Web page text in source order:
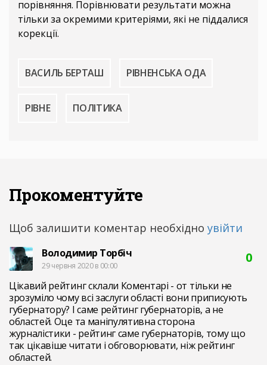
порівняння. Порівнювати результати можна
тільки за окремими критеріями, які не піддалися
корекції.
ВАСИЛЬ БЕРТАШ РІВНЕНСЬКА ОДА
РІВНЕ ПОЛІТИКА
Прокоментуйте
Щоб залишити коментар необхідно увійти
Володимир Торбіч
29 червня 2020 в 00:00
0
Цікавий рейтинг склали Коментарі - от тільки не
зрозуміло чому всі заслуги області вони приписують
губернатору? І саме рейтинг губернаторів, а не
областей. Оце та маніпулятивна сторона
журналістики - рейтинг саме губернаторів, тому що
так цікавіше читати і обговорювати, ніж рейтинг
областей.